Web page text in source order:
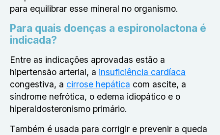
para equilibrar esse mineral no organismo.
Para quais doenças a espironolactona é
indicada?
Entre as indicações aprovadas estão a
hipertensão arterial, a insuficiência cardíaca
congestiva, a cirrose hepática com ascite, a
síndrome nefrótica, o edema idiopático e o
hiperaldosteronismo primário.
Também é usada para corrigir e prevenir a queda